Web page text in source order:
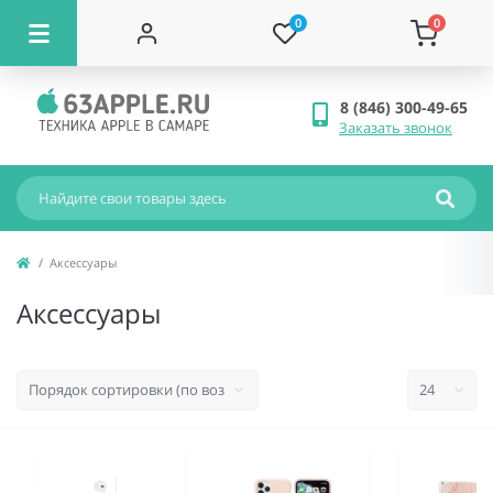
0 0
8 (846) 300-49-65
Заказать звонок
Аксессуары
Аксессуары